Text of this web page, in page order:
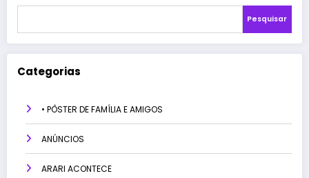
Pesquisar
Categorias
• PÔSTER DE FAMÍLIA E AMIGOS
ANÚNCIOS
ARARI ACONTECE